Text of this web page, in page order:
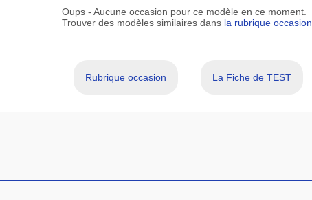
Oups - Aucune occasion pour ce modèle en ce moment.
Trouver des modèles similaires dans la rubrique occasion
Rubrique occasion La Fiche de TEST